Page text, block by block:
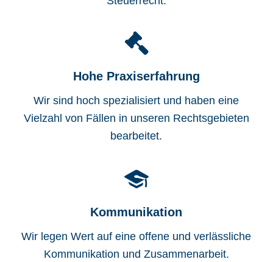
Hohe Praxiserfahrung
Wir sind hoch spezialisiert und haben eine
Vielzahl von Fällen in unseren Rechtsgebieten
bearbeitet.
Kommunikation
Wir legen Wert auf eine offene und verlässliche
Kommunikation und Zusammenarbeit.